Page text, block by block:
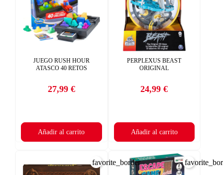
JUEGO RUSH HOUR
ATASCO 40 RETOS
Precio
27,99 €
Añadir al carrito
PERPLEXUS BEAST
ORIGINAL
Precio
24,99 €
Añadir al carrito
favorite_border